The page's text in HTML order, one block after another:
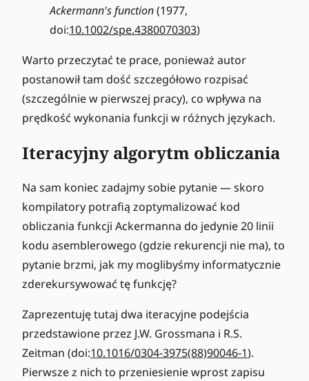
Ackermann's function(1977,
doi:10.1002/spe.4380070303)
Warto przeczytać te prace, ponieważ autor
postanowił tam dość szczegółowo rozpisać
(szczególnie w pierwszej pracy), co wpływa na
prędkość wykonania funkcji w różnych językach.
Iteracyjny algorytm obliczania
Na sam koniec zadajmy sobie pytanie — skoro
kompilatory potrafią zoptymalizować kod
obliczania funkcji Ackermanna do jedynie 20 linii
kodu asemblerowego (gdzie rekurencji nie ma), to
pytanie brzmi, jak my moglibyśmy informatycznie
zderekursywować tę funkcję?
Zaprezentuję tutaj dwa iteracyjne podejścia
przedstawione przez J.W. Grossmana i R.S.
Zeitman (doi:10.1016/0304-3975(88)90046-1).
Pierwsze z nich to przeniesienie wprost zapisu